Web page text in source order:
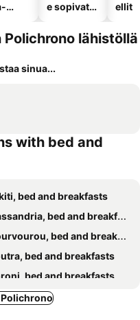
e sopivat
ellit
lähistöllä
sinua...
with bed and
bed and breakfasts
bed and breakfasts
bed and breakfasts
bed and breakfasts
bed and breakfasts
bed and breakfasts